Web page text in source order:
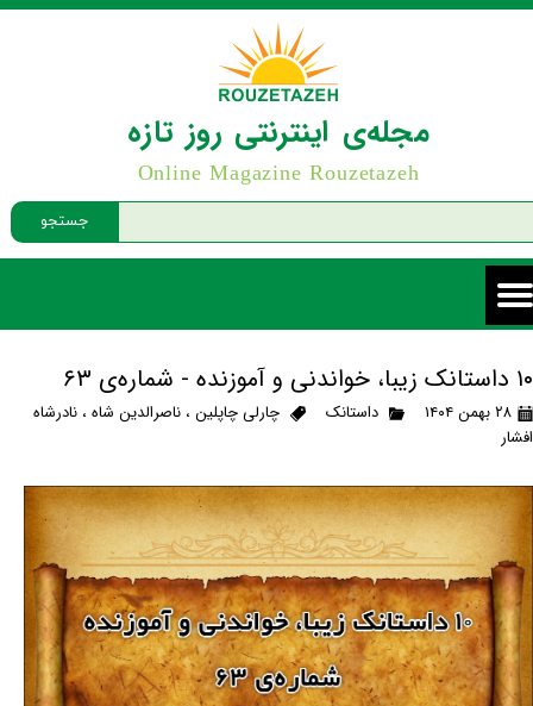
جستجو
مجله‌ی اینترنتی روز تازه
Online Magazine Rouzetazeh
۱۰ داستانک زیبا، خواندنی و آموزنده - شماره‌ی ۶۳
۲۸ بهمن ۱۴۰۴ داستانک چارلی چاپلین، ناصرالدین شاه، نادرشاه
افشار